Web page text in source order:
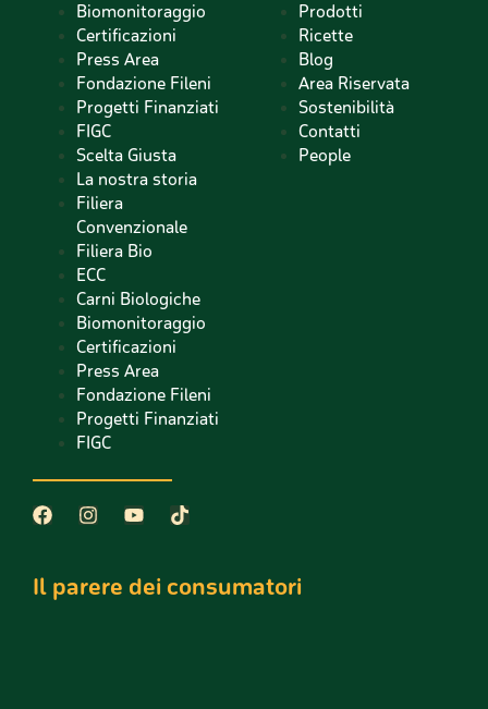
Biomonitoraggio
Certificazioni
Press Area
Fondazione Fileni
Progetti Finanziati
FIGC
Scelta Giusta
La nostra storia
Filiera
Convenzionale
Filiera Bio
ECC
Carni Biologiche
Biomonitoraggio
Certificazioni
Press Area
Fondazione Fileni
Progetti Finanziati
FIGC
Prodotti
Ricette
Blog
Area Riservata
Sostenibilità
Contatti
People
Il parere dei consumatori